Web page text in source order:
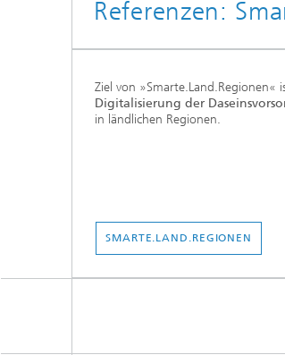
Referenzen:
Ziel von »Smarte.Land.Regionen«
Digitalisierung der
in ländlichen Regionen.
SMARTE.LAND.REGIONEN